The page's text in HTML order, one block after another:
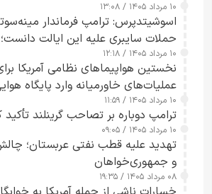
۱۰ مرداد ۱۴۰۵ / ۱۳:۰۸
اسوشیتدپرس: ترامپ فرماندار
حملات سایبری علیه این ایالت
ارائه نکرد
۱۰ مرداد ۱۴۰۵ / ۱۲:۱۸
نخستین هواپیماهای نظامی آمریکا
عملیات‌های خاورمیانه وارد پایگاه
شدند
۱۰ مرداد ۱۴۰۵ / ۱۱:۵۹
ترامپ دوباره بر تصاحب گرینلند تأکید
۱۰ مرداد ۱۴۰۵ / ۰۹:۰۵
تهدید علیه قطب نفتی عربستان؛
و جمهوری‌خواهان
۰۸ مرداد ۱۴۰۵ / ۱۹:۳۵